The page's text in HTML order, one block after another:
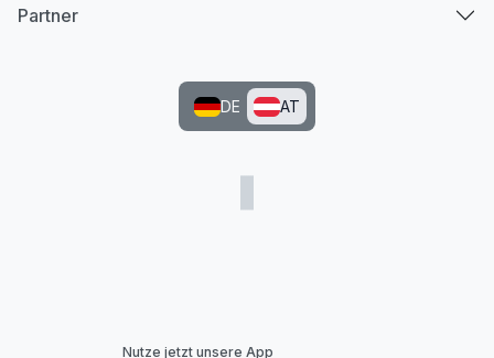
Partner
DE AT
Nutze jetzt unsere App